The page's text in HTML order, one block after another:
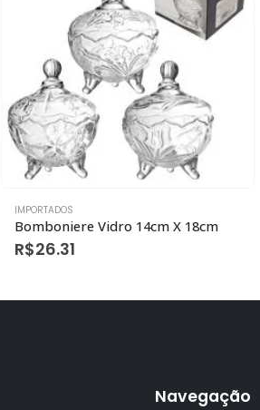
IMPORTADOS
Bomboniere Vidro 14cm X 18cm
R$26.31
Navegação